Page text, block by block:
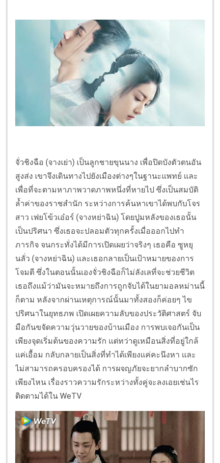
จั่วชิงฉือ (จางเย่า) เป็นลูกชายขุนนาง เพื่อปิดบังตัวตนอัน
สูงส่ง เขาจึงเดินทางไปยังเมืองต่างๆในฐานะแพทย์ และ
เพื่อที่จะตามหาภาพวาดภาพหนึ่งที่หายไป ซึ่งเป็นสมบัติ
ล้ำค่าของราชสำนัก ระหว่างการค้นหาเขาได้พบกับโจร
สาว เฟยโข้วเอ๋อร์ (จางหย่าฉิน) โดยปูมหลังของเธอนั้น
เป็นปริศนา ซึ่งเธอจะปลอมตัวทุกครั้งเมื่อออกไปทำ
ภารกิจ จนกระทั่งได้มีการเปิดเผยว่าจริงๆ เธอคือ ซูหยุ
นลั่ว (จางหย่าฉิน) และเธอกลายเป็นเป้าหมายของการ
โจมตี ซึ่งในตอนนั้นเองจั่วชิงฉือก็ไม่ลังเลที่จะช่วยชีวิต
เธอถึงแม้ว่ามันจะหมายถึงการถูกจับได้ในยามอลหม่านนี้
ก็ตาม หลังจากผ่านเหตุการณ์นั้นมาทั้งสองก็ค่อยๆ ไข
ปริศนาในยุทธภพ เปิดเผยความลับของประวัติศาสตร์ จับ
มือกันขจัดความวุ่นวายของบ้านเมือง การพบเจอกันเป็น
เพียงจุดเริ่มต้นของความรัก แต่ทว่าดูเหมือนสิ่งที่อยู่ใกล้
แค่เอื้อม กลับกลายเป็นสิ่งที่ทำได้เพียงแค่คะนึงหา และ
ไม่สามารถครอบครองได้ การผจญภัยจะยากลำบากซัก
เพียงไหน เรื่องราวความรักระหว่างทั้งคู่จะลงเอยเช่นไร
ติดตามได้ใน WeTV